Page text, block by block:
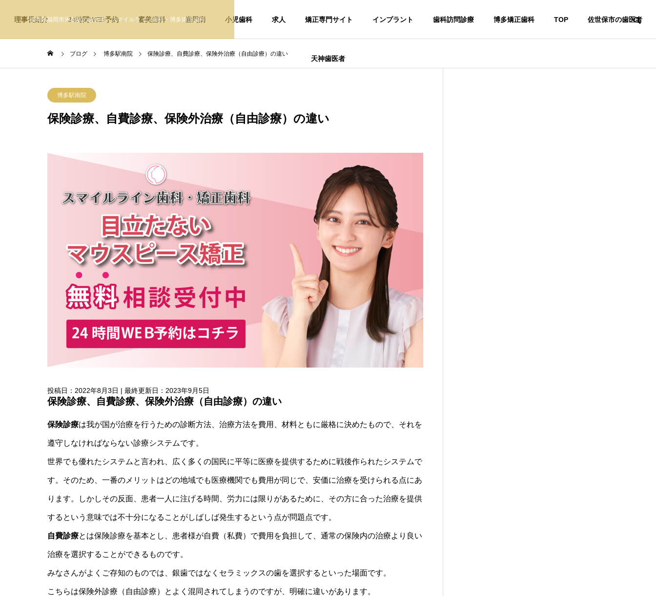
福岡県福岡市博多駅の歯医者・スマイルライン歯科・博多矯正歯科
理事長紹介 24時間WEB予約 審美歯科 歯周病 小児歯科 求人 矯正専門サイト インプラント 歯科訪問診療 博多矯正歯科 TOP 佐世保市の歯医者
天神歯医者
ブログ 博多駅南院 保険診療、自費診療、保険外治療（自由診療）の違い
博多駅南院
保険診療、自費診療、保険外治療（自由診療）の違い
投稿日：2022年8月3日 | 最終更新日：2023年9月5日
保険診療、自費診療、保険外治療（自由診療）の違い
保険診療は我が国が治療を行うための診断方法、治療方法を費用、材料ともに厳格に決めたもので、それを
遵守しなければならない診療システムです。
世界でも優れたシステムと言われ、広く多くの国民に平等に医療を提供するために戦後作られたシステムで
す。そのため、一番のメリットはどの地域でも医療機関でも費用が同じで、安価に治療を受けられる点にあ
ります。しかしその反面、患者一人に注げる時間、労力には限りがあるために、その方に合った治療を提供
するという意味では不十分になることがしばしば発生するという点が問題点です。
自費診療とは保険診療を基本とし、患者様が自費（私費）で費用を負担して、通常の保険内の治療より良い
治療を選択することができるものです。
みなさんがよくご存知のものでは、銀歯ではなくセラミックスの歯を選択するといった場面です。
こちらは保険外診療（自由診療）とよく混同されてしまうのですが、明確に違いがあります。